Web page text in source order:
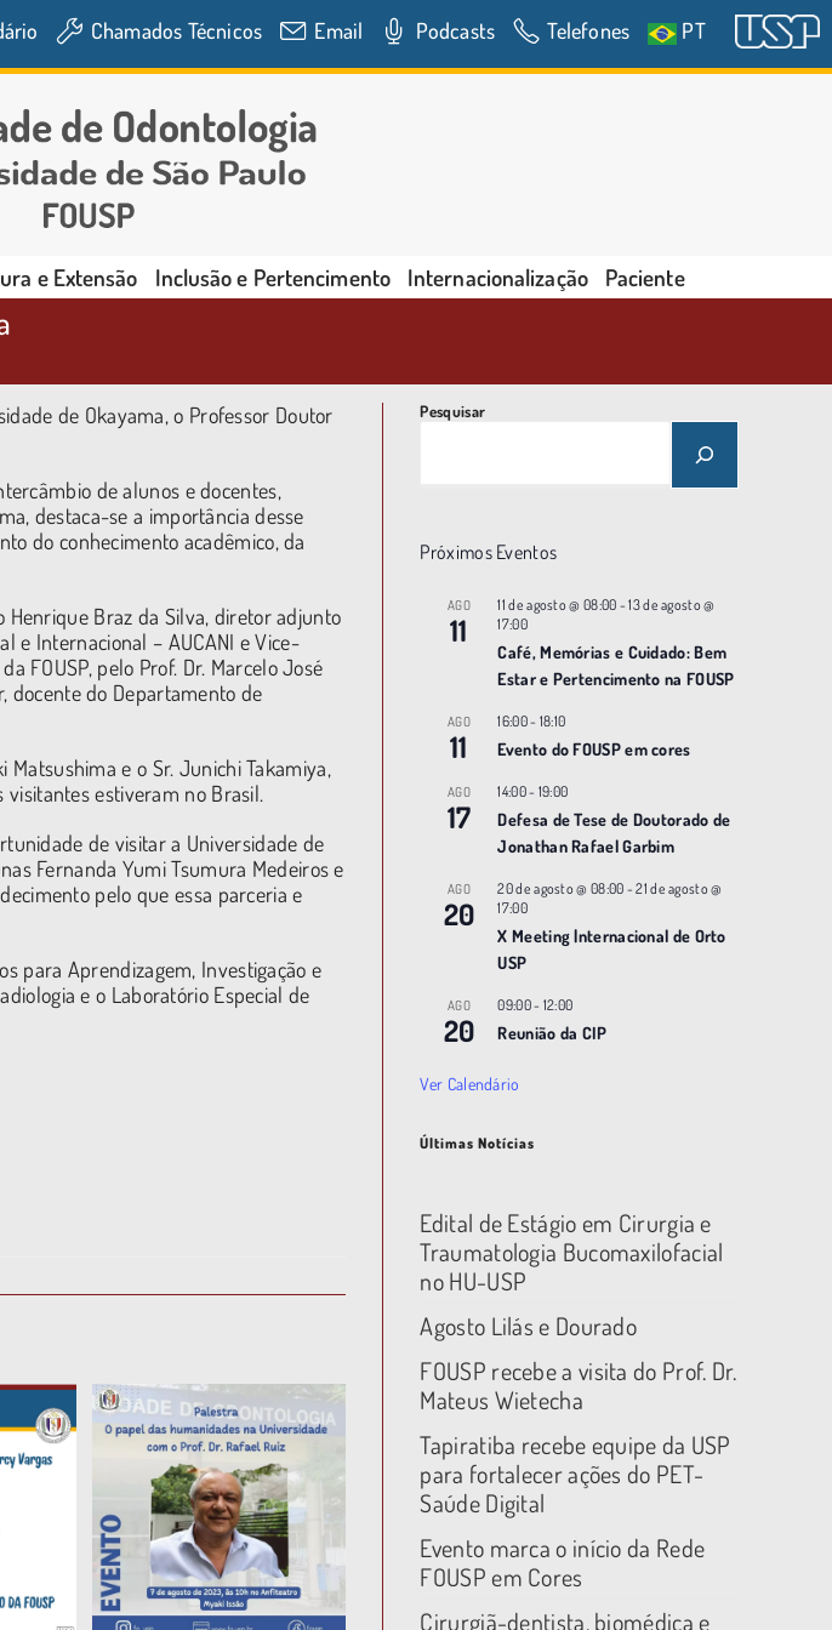
Chamados Técnicos Email Podcasts Telefones PT
e Extensão Inclusão e Pertencimento Internacionalização Paciente
de Okayama, o Professor Doutor
de alunos e docentes,
destaca-se a importância desse
do conhecimento acadêmico, da
Henrique Braz da Silva, diretor adjunto
e Internacional – AUCANI e Vice-
FOUSP, pelo Prof. Dr. Marcelo José
docente do Departamento de
Matsushima e o Sr. Junichi Takamiya,
visitantes estiveram no Brasil.
de visitar a Universidade de
Fernanda Yumi Tsumura Medeiros e
pelo que essa parceria e
para Aprendizagem, Investigação e
e o Laboratório Especial de
Pesquisar
Próximos Eventos
AGO
11
11 de agosto @ 08:00 -13 de agosto @
17:00
Café, Memórias e Cuidado: Bem
Estar e Pertencimento na FOUSP
AGO
11
16:00- 18:10
Evento do FOUSP em cores
AGO
17
14:00- 19:00
Defesa de Tese de Doutorado de
Jonathan Rafael Garbim
AGO
20
20 de agosto @ 08:00 -21 de agosto @
17:00
X Meeting |nternacional de Orto
USP
AGO
20
09:00- 12:00
Reunião da CIP
Ver Calendário
Últimas Notícias
Edital de Estágio em Cirurgia e
Traumatologia Bucomaxilofacial
no HU-USP
Agosto Lilás e Dourado
FOUSP recebe a visita do Prof. Dr.
Mateus Wietecha
Tapiratiba recebe equipe da USP
para fortalecer ações do PET-
Saúde Digital
Evento marca o início da Rede
FOUSP em Cores
Cirurgiã-dentista, biomédica e